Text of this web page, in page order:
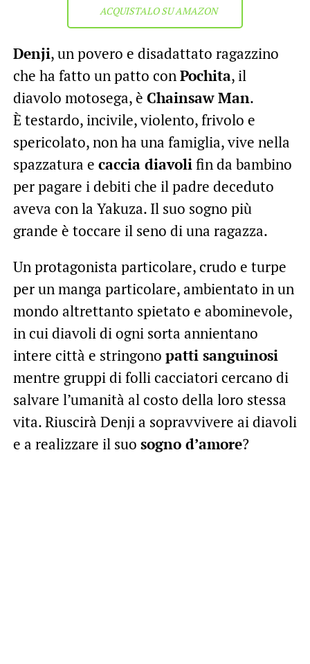
ACQUISTALO SU AMAZON
Denji, un povero e disadattato ragazzino
che ha fatto un patto conPochita, il
diavolo motosega, è Chainsaw Man.
È testardo, incivile, violento, frivolo e
spericolato, non ha una famiglia, vive nella
spazzatura e caccia diavolifin da bambino
per pagare i debiti che il padre deceduto
aveva con la Yakuza. Il suo sogno più
grande è toccare il seno di una ragazza.
Un protagonista particolare, crudo e turpe
per un manga particolare, ambientato in un
mondo altrettanto spietato e abominevole,
in cui diavoli di ogni sorta annientano
intere città e stringono patti sanguinosi
mentre gruppi di folli cacciatori cercano di
salvare l’umanità al costo della loro stessa
vita. Riuscirà Denji a sopravvivere ai diavoli
e a realizzare il suo sogno d’amore?